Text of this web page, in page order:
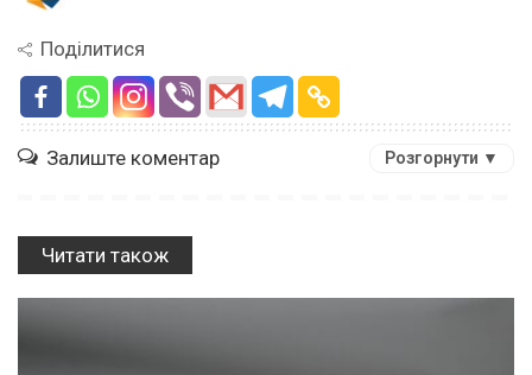
Поділитися
Залиште коментар Розгорнути ▼
Читати також